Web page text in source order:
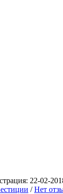
22-02-
/ Нет